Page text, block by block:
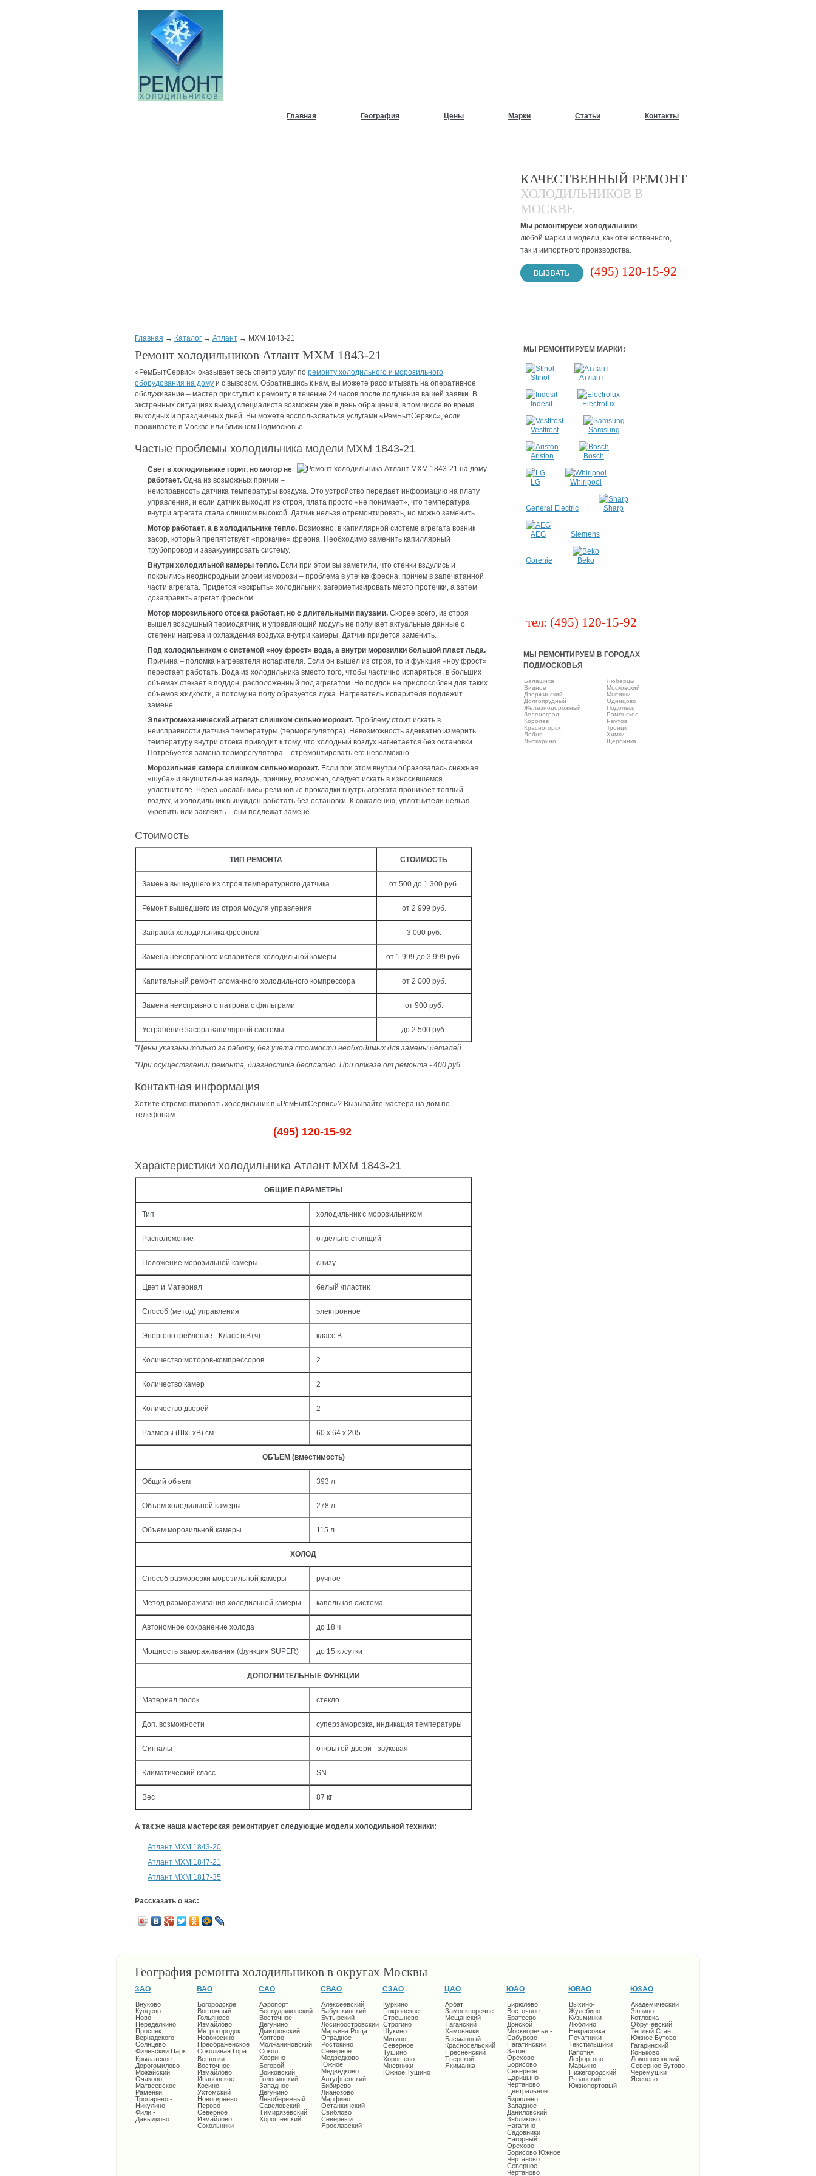
Главная География Цены Марки Статьи Контакты
КАЧЕСТВЕННЫЙ РЕМОНТ
ХОЛОДИЛЬНИКОВ В
МОСКВЕ
Мы ремонтируем холодильники
любой марки и модели, как отечественного,
так и импортного производства.
(495) 120-15-92
Главная → Каталог → Атлант → МХМ 1843-21
Ремонт холодильников Атлант МХМ 1843-21
«РемБытСервис» оказывает весь спектр услуг по ремонту холодильного и морозильного
оборудования на дому и с вывозом. Обратившись к нам, вы можете рассчитывать на оперативное
обслуживание – мастер приступит к ремонту в течение 24 часов после получения вашей заявки. В
экстренных ситуациях выезд специалиста возможен уже в день обращения, в том числе во время
выходных и праздничных дней. Вы можете воспользоваться услугами «РемБытСервис», если
проживаете в Москве или ближнем Подмосковье.
Частые проблемы холодильника модели МХМ 1843-21
Свет в холодильнике горит, но мотор не
работает. Одна из возможных причин –
неисправность датчика температуры воздуха. Это устройство передает информацию на плату
управления, и если датчик выходит из строя, плата просто «не понимает», что температура
внутри агрегата стала слишком высокой. Датчик нельзя отремонтировать, но можно заменить.
Мотор работает, а в холодильнике тепло. Возможно, в капиллярной системе агрегата возник
засор, который препятствует «прокачке» фреона. Необходимо заменить капиллярный
трубопровод и завакуумировать систему.
Внутри холодильной камеры тепло. Если при этом вы заметили, что стенки вздулись и
покрылись неоднородным слоем изморози – проблема в утечке фреона, причем в запечатанной
части агрегата. Придется «вскрыть» холодильник, загерметизировать место протечки, а затем
дозаправить агрегат фреоном.
Мотор морозильного отсека работает, но с длительными паузами. Скорее всего, из строя
вышел воздушный термодатчик, и управляющий модуль не получает актуальные данные о
степени нагрева и охлаждения воздуха внутри камеры. Датчик придется заменить.
Под холодильником с системой «ноу фрост» вода, а внутри морозилки большой пласт льда.
Причина – поломка нагревателя испарителя. Если он вышел из строя, то и функция «ноу фрост»
перестает работать. Вода из холодильника вместо того, чтобы частично испаряться, в больших
объемах стекает в поддон, расположенный под агрегатом. Но поддон не приспособлен для таких
объемов жидкости, а потому на полу образуется лужа. Нагреватель испарителя подлежит
замене.
Электромеханический агрегат слишком сильно морозит. Проблему стоит искать в
неисправности датчика температуры (терморегулятора). Невозможность адекватно измерить
температуру внутри отсека приводит к тому, что холодный воздух нагнетается без остановки.
Потребуется замена терморегулятора – отремонтировать его невозможно.
Морозильная камера слишком сильно морозит. Если при этом внутри образовалась снежная
«шуба» и внушительная наледь, причину, возможно, следует искать в износившемся
уплотнителе. Через «ослабшие» резиновые прокладки внутрь агрегата проникает теплый
воздух, и холодильник вынужден работать без остановки. К сожалению, уплотнители нельзя
укрепить или заклеить – они подлежат замене.
Стоимость
ТИП РЕМОНТА СТОИМОСТЬ
Замена вышедшего из строя температурного датчика от 500 до 1 300 руб.
Ремонт вышедшего из строя модуля управления от 2 999 руб.
Заправка холодильника фреоном 3 000 руб.
Замена неисправного испарителя холодильной камеры от 1 999 до 3 999 руб.
Капитальный ремонт сломанного холодильного компрессора от 2 000 руб.
Замена неисправного патрона с фильтрами от 900 руб.
Устранение засора капилярной системы до 2 500 руб.
*Цены указаны только за работу, без учета стоимости необходимых для замены деталей.
*При осуществлении ремонта, диагностика бесплатно. При отказе от ремонта - 400 руб.
Контактная информация
Хотите отремонтировать холодильник в «РемБытСервис»? Вызывайте мастера на дом по
телефонам:
(495) 120-15-92
Характеристики холодильника Атлант МХМ 1843-21
ОБЩИЕ ПАРАМЕТРЫ
Тип холодильник с морозильником
Расположение отдельно стоящий
Положение морозильной камеры снизу
Цвет и Материал белый /пластик
Способ (метод) управления электронное
Энергопотребление - Класс (кВтч) класс B
Количество моторов-компрессоров 2
Количество камер 2
Количество дверей 2
Размеры (ШxГxВ) см. 60 x 64 x 205
ОБЪЕМ (вместимость)
Общий объем 393 л
Объем холодильной камеры 278 л
Объем морозильной камеры 115 л
ХОЛОД
Способ разморозки морозильной камеры ручное
Метод размораживания холодильной камеры капельная система
Автономное сохранение холода до 18 ч
Мощность замораживания (функция SUPER) до 15 кг/cутки
ДОПОЛНИТЕЛЬНЫЕ ФУНКЦИИ
Материал полок стекло
Доп. возможности суперзаморозка, индикация температуры
Сигналы открытой двери - звуковая
Климатический класс SN
Вес 87 кг
А так же наша мастерская ремонтирует следующие модели холодильной техники:
Атлант МХМ 1843-20
Атлант МХМ 1847-21
Атлант МХМ 1817-35
Рассказать о нас:
МЫ РЕМОНТИРУЕМ МАРКИ:
Stinol Атлант
Indesit Electrolux
Vestfrost Samsung
Ariston Bosch
LG Whirlpool
General Electric Sharp
AEG Siemens
Gorenje Beko
тел: (495) 120-15-92
МЫ РЕМОНТИРУЕМ В ГОРОДАХ
ПОДМОСКОВЬЯ
Балашиха
Виднoe
Дзержинский
Долгопрудный
Железнодорожный
Зеленоград
Королев
Красногорск
Лобня
Лыткарино
Люберцы
Московский
Мытищи
Одинцово
Подольск
Раменское
Реутов
Троицк
Химки
Щербинка
География ремонта холодильников в округах Москвы
ЗАО
Внуково
Кунцево
Ново -
Переделкино
Проспект
Вернадского
Солнцево
Филевский Парк
Крылатское
Дорогомилово
Можайский
Очаково -
Матвеевское
Раменки
Тропарево -
Никулино
Фили -
Давыдково
ВАО
Богородское
Восточный
Гольяново
Измайлово
Метрогородок
Новокосино
Преображенское
Соколиная Гора
Вешняки
Восточное
Измайлово
Ивановское
Косино-
Ухтомский
Новогиреево
Перово
Северное
Измайлово
Сокольники
САО
Аэропорт
Бескудниковский
Восточное
Дегунино
Дмитровский
Коптево
Молжаниновский
Сокол
Ховрино
Беговой
Войковский
Головинский
Западное
Дегунино
Левобережный
Савеловский
Тимирязевский
Хорошевский
СВАО
Алексеевский
Бабушкинский
Бутырский
Лосиноостровский
Марьина Роща
Отрадное
Ростокино
Северное
Медведково
Южное
Медведково
Алтуфьевский
Бибирево
Лианозово
Марфино
Останкинский
Свиблово
Северный
Ярославский
СЗАО
Куркино
Покровское -
Стрешнево
Строгино
Щукино
Митино
Северное
Тушино
Хорошево -
Мневники
Южное Тушино
ЦАО
Арбат
Замоскворечье
Мещанский
Таганский
Хамовники
Басманный
Красносельский
Пресненский
Тверской
Якиманка
ЮАО
Бирюлево
Восточное
Братеево
Донской
Москворечье -
Сабурово
Нагатинский
Затон
Орехово -
Борисово
Северное
Царицыно
Чертаново
Центральное
Бирюлево
Западное
Даниловский
Зябликово
Нагатино -
Садовники
Нагорный
Орехово -
Борисово Южное
Чертаново
Северное
Чертаново
ЮВАО
Выхино-
Жулебино
Кузьминки
Люблино
Некрасовка
Печатники
Текстильщики
Капотня
Лефортово
Марьино
Нижегородский
Рязанский
Южнопортовый
ЮЗАО
Академический
Зюзино
Котловка
Обручевский
Теплый Стан
Южное Бутово
Гагаринский
Коньково
Ломоносовский
Северное Бутово
Черемушки
Ясенево